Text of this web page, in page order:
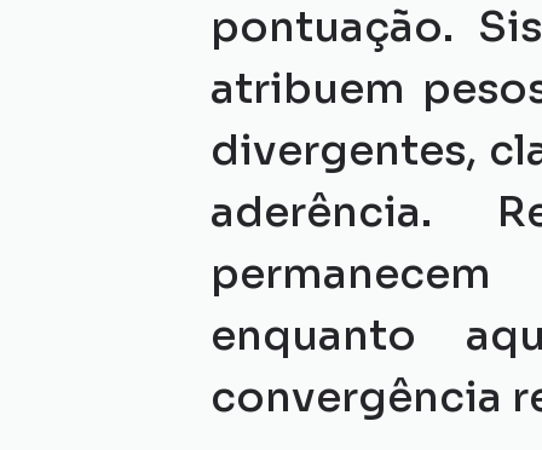
pontuação.
atribuem
divergentes,
aderência.
enquanto
convergência